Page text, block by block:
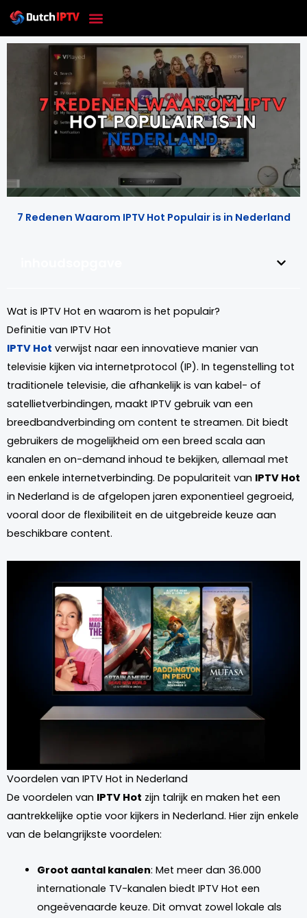
Skip
content
7 Redenen Waarom IPTV Hot Populair is in Nederland
Wat is IPTV Hot en waarom is het populair?
Definitie van IPTV Hot
IPTV Hot verwijst naar een innovatieve manier van
televisie kijken via internetprotocol (IP). In tegenstelling tot
traditionele televisie, die afhankelijk is van kabel- of
satellietverbindingen, maakt IPTV gebruik van een
breedbandverbinding om content te streamen. Dit biedt
gebruikers de mogelijkheid om een breed scala aan
kanalen en on-demand inhoud te bekijken, allemaal met
een enkele internetverbinding. De populariteit van IPTV Hot
in Nederland is de afgelopen jaren exponentieel gegroeid,
vooral door de flexibiliteit en de uitgebreide keuze aan
beschikbare content.
Voordelen van IPTV Hot in Nederland
De voordelen van IPTV Hot zijn talrijk en maken het een
aantrekkelijke optie voor kijkers in Nederland. Hier zijn enkele
van de belangrijkste voordelen:
Groot aantal kanalen: Met meer dan 36.000
internationale TV-kanalen biedt IPTV Hot een
ongeëvenaarde keuze. Dit omvat zowel lokale als